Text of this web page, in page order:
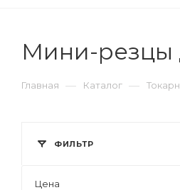
Мини-резцы
Главная — Каталог —
ФИЛЬТР
Цена